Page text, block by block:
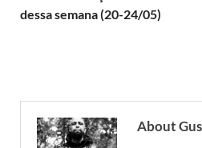
dessa semana (20-24/05)
About